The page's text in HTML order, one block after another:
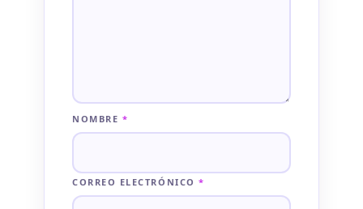
NOMBRE *
CORREO ELECTRÓNICO*